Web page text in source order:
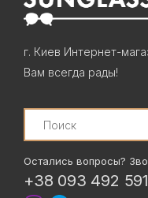
г. Киев Интернет-
Вам всегда рады!
Search
Остались вопросы?
+38 093 492